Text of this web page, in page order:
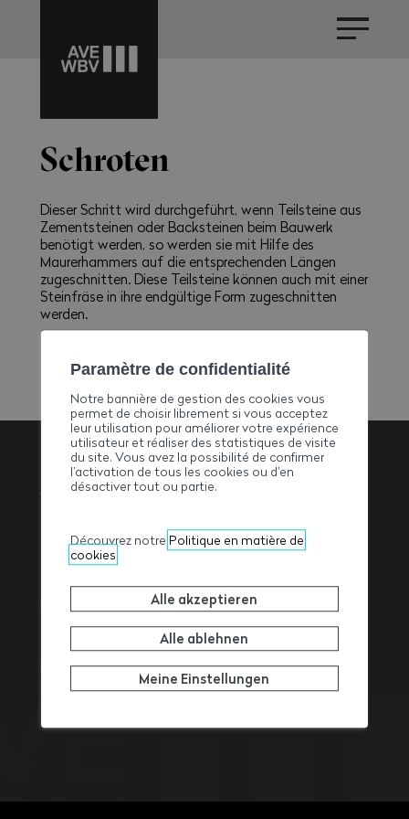
Schroten
Dieser Schritt wird durchgeführt, wenn Teilsteine aus
Zementsteinen oder Backsteinen beim Bauwerk
benötigt werden, so werden sie mit Hilfe des
Maurerhammers auf die entsprechenden Längen
zugeschnitten. Diese Teilsteine können auch mit einer
Steinfräse in ihre endgültige Form zugeschnitten
werden.
Walliser
Baumeisterverband
Rue de l’Avenir 11
1950 Sitten
Tel. +41 27 327 32 32
Fax +41 27 327 32 82
info@ave-wbv.ch
Paramètre de confidentialité
Notre bannière de gestion des cookies vous
permet de choisir librement si vous acceptez
leur utilisation pour améliorer votre expérience
utilisateur et réaliser des statistiques de visite
du site. Vous avez la possibilité de confirmer
l’activation de tous les cookies ou d’en
désactiver tout ou partie.
Découvrez notre Politique en matière de
cookies
Alle akzeptieren
Alle ablehnen
Meine Einstellungen